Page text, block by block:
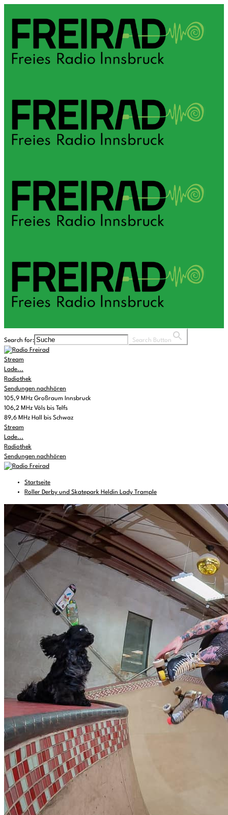
Search for: Search Button
Stream
Lade...
Radiothek
Sendungen nachhören
105,9 MHz Großraum Innsbruck
106,2 MHz Völs bis Telfs
89,6 MHz Hall bis Schwaz
Stream
Lade...
Radiothek
Sendungen nachhören
Startseite
Roller Derby und Skatepark Heldin Lady Trample